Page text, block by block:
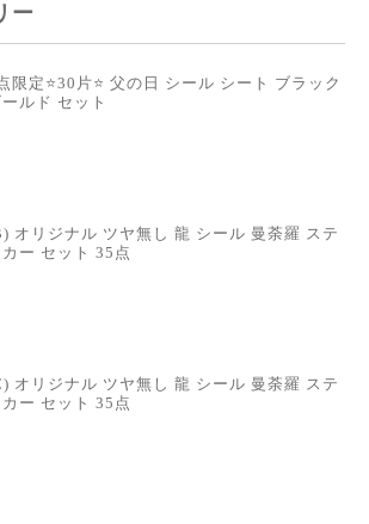
ー
限定⭐️30片⭐️ 父の日 シール シート ブラック
ルド セット
オリジナル ツヤ無し 龍 シール 曼荼羅 ステ
カー セット 35点
オリジナル ツヤ無し 龍 シール 曼荼羅 ステ
カー セット 35点